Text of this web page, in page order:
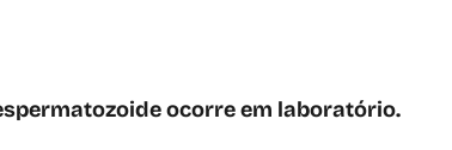
ocorre em laboratório.